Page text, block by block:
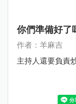
你們準備好了
作者：羊麻吉
主持人還要負責